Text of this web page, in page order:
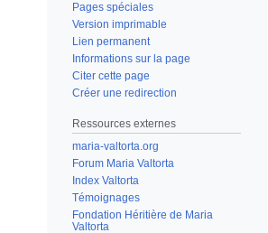
Pages spéciales
Version imprimable
Lien permanent
Informations sur la page
Citer cette page
Créer une redirection
Ressources externes
maria-valtorta.org
Forum Maria Valtorta
Index Valtorta
Témoignages
Fondation Héritière de Maria
Valtorta